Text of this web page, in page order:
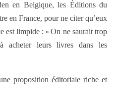
en Belgique, les Éditions du
en France, pour ne citer qu’eux
est limpide : « On ne saurait trop
acheter leurs livres dans les
proposition éditoriale riche et